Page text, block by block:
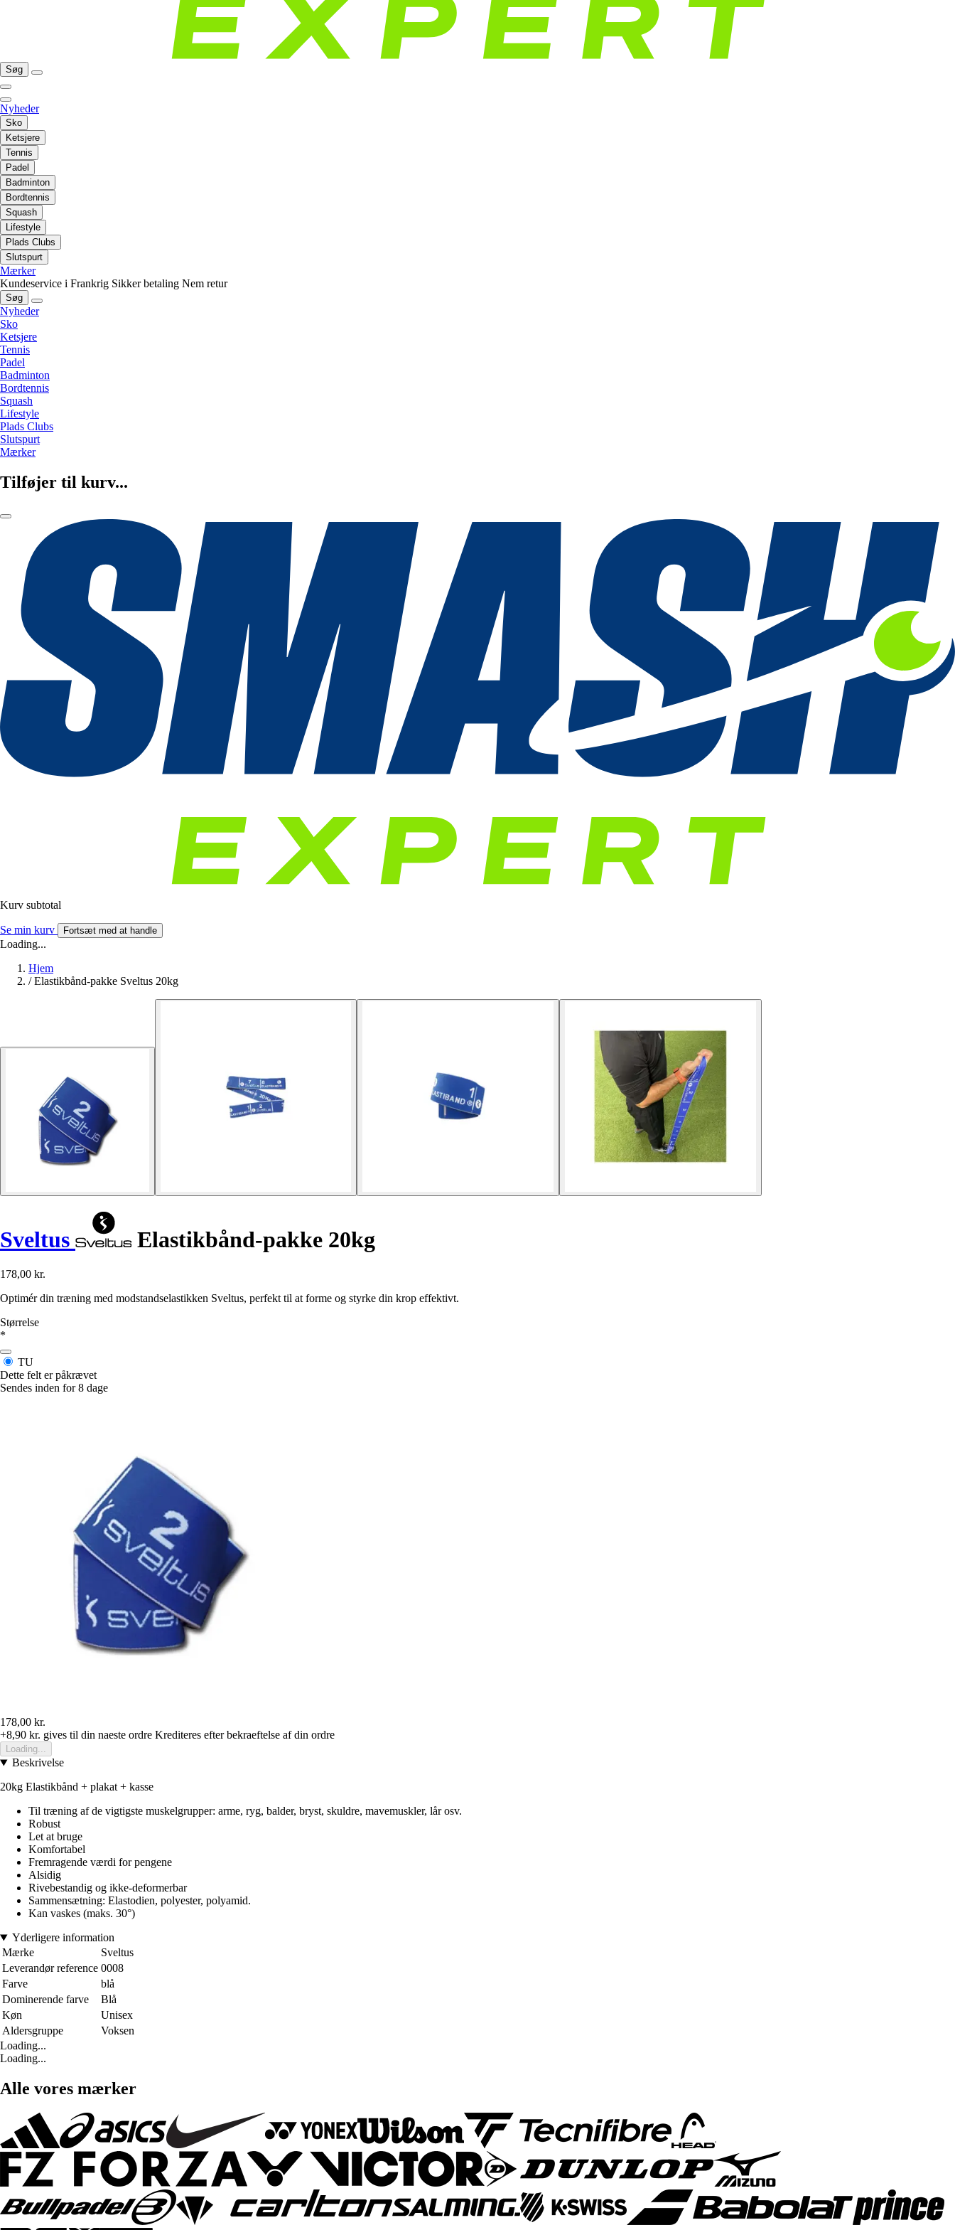
Søg
Nyheder
Sko
Ketsjere
Tennis
Padel
Badminton
Bordtennis
Squash
Lifestyle
Plads Clubs
Slutspurt
Mærker
Kundeservice i Frankrig Sikker betaling Nem retur
Søg
Nyheder
Sko
Ketsjere
Tennis
Padel
Badminton
Bordtennis
Squash
Lifestyle
Plads Clubs
Slutspurt
Mærker
Tilføjer til kurv...
Kurv subtotal
Se min kurv Fortsæt med at handle
Loading...
Hjem
/ Elastikbånd-pakke Sveltus 20kg
Sveltus Elastikbånd-pakke 20kg
178,00 kr.
Optimér din træning med modstandselastikken Sveltus, perfekt til at forme og styrke din krop effektivt.
Størrelse
*
TU
Dette felt er påkrævet
Sendes inden for 8 dage
178,00 kr.
+8,90 kr. gives til din naeste ordre Krediteres efter bekraeftelse af din ordre
Loading...
Beskrivelse
20kg Elastikbånd + plakat + kasse
Til træning af de vigtigste muskelgrupper: arme, ryg, balder, bryst, skuldre, mavemuskler, lår osv.
Robust
Let at bruge
Komfortabel
Fremragende værdi for pengene
Alsidig
Rivebestandig og ikke-deformerbar
Sammensætning: Elastodien, polyester, polyamid.
Kan vaskes (maks. 30°)
Yderligere information
Mærke
Sveltus
Leverandør reference 0008
Farve
blå
Dominerende farve
Blå
Køn
Unisex
Aldersgruppe
Voksen
Loading...
Loading...
Alle vores mærker